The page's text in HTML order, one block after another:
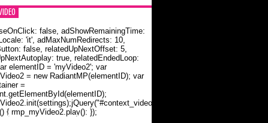
Bloom e la t-shirt dedicata a Flynn
false, adShowRemainingTime:
'it', adMaxNumRedirects: 10,
false, relatedUpNextOffset: 5,
true, relatedEndedLoop:
elementID = 'myVideo2'; var
= new RadiantMP(elementID); var
=
{ rmp_myVideo2.play(); });